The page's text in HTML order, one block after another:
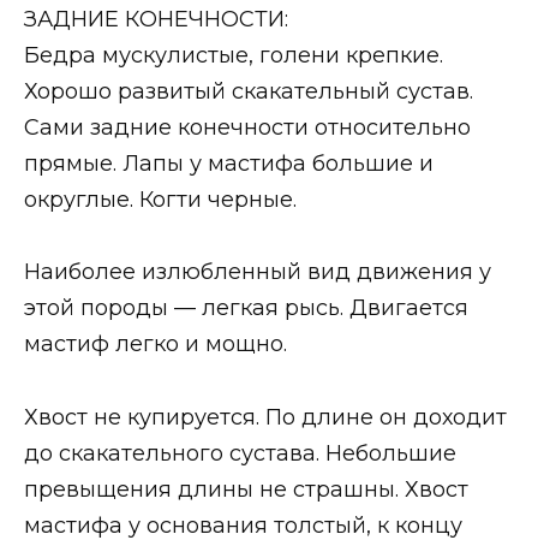
ЗАДНИЕ КОНЕЧНОСТИ:
Бедра мускулистые, голени крепкие.
Хорошо развитый скакательный сустав.
Сами задние конечности относительно
прямые. Лапы у мастифа большие и
округлые. Когти черные.
Наиболее излюбленный вид движения у
этой породы — легкая рысь. Двигается
мастиф легко и мощно.
Хвост не купируется. По длине он доходит
до скакательного сустава. Небольшие
превыщения длины не страшны. Хвост
мастифа у основания толстый, к концу